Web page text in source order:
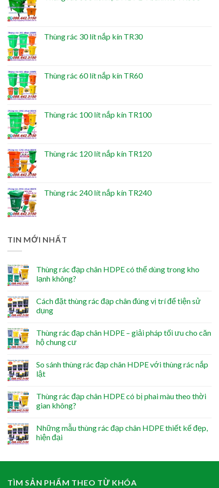
Thùng rác 30 lít nắp kín TR30
Thùng rác 60 lít nắp kín TR60
Thùng rác 100 lít nắp kín TR100
Thùng rác 120 lít nắp kín TR120
Thùng rác 240 lít nắp kín TR240
TIN MỚI NHẤT
Thùng rác đạp chân HDPE có thể dùng trong kho
lạnh không?
Cách đặt thùng rác đạp chân đúng vị trí để tiện sử
dụng
Thùng rác đạp chân HDPE – giải pháp tối ưu cho căn
hộ chung cư
So sánh thùng rác đạp chân HDPE với thùng rác nắp
lật
Thùng rác đạp chân HDPE có bị phai màu theo thời
gian không?
Những mẫu thùng rác đạp chân HDPE thiết kế đẹp,
hiện đại
TÌM SẢN PHẨM THEO TỪ KHÓA